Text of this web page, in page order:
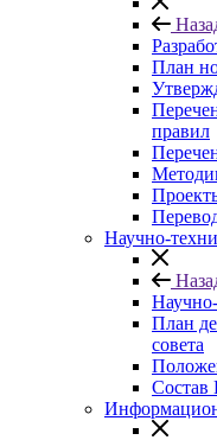
План
правил
Научно-
План
совета
Состав